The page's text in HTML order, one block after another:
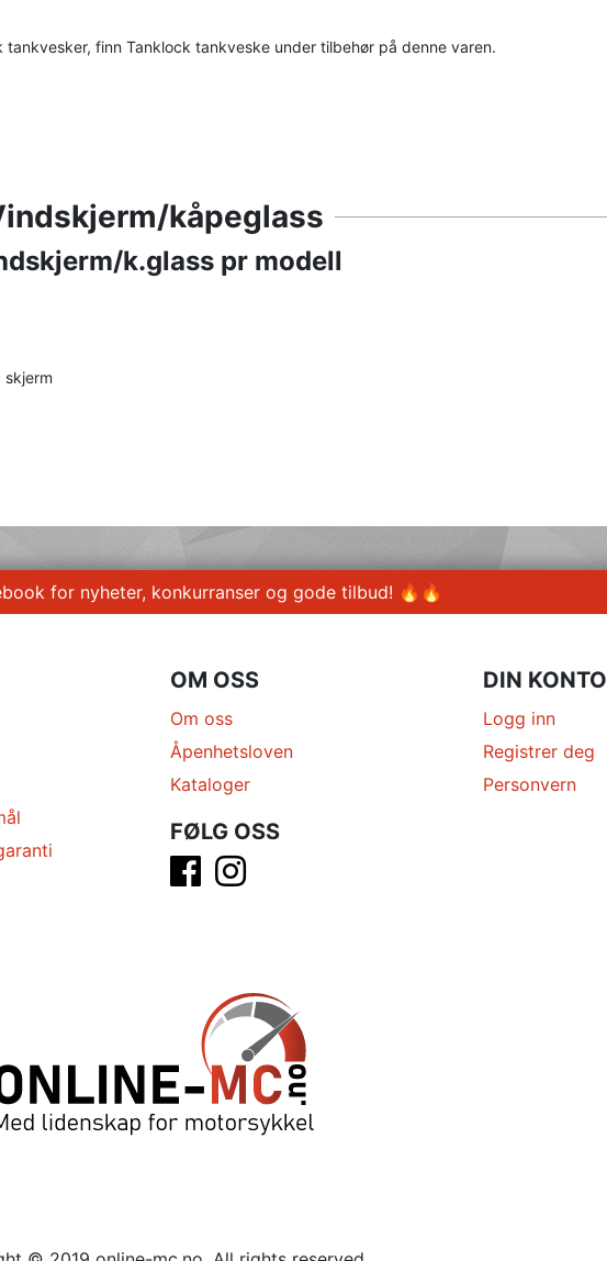
finn Tanklock tankveske under tilbehør på denne varen.
kåpeglass
k.glass pr modell
skjerm
for nyheter, konkurranser og gode tilbud! 🔥🔥
OM OSS
Om oss
Åpenhetsloven
Kataloger
FØLG OSS
DIN KONTO
Logg inn
Registrer deg
Personvern